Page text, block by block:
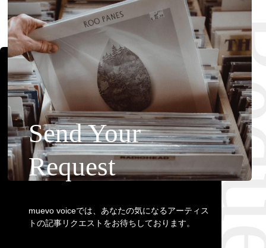
Send Your
Request
muevo voiceでは、あなたの気になるアーティス
トの記事リクエストをお待ちしております。